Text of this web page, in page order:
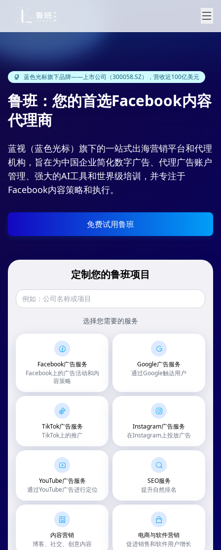
蓝色光标旗下品牌——上市公司（300058.SZ），营收近100亿美元
鲁班：您的首选Facebook内容
代理商
蓝视（蓝色光标）旗下的一站式出海营销平台和代理
机构，旨在为中国企业简化数字广告、代理广告账户
管理、强大的AI工具和世界级培训，并专注于
Facebook内容策略和执行。
免费试用鲁班
定制您的鲁班项目
选择您需要的服务
Facebook广告服务
Facebook上的广告活动和内
容策略
Google广告服务
通过Google触达用户
TikTok广告服务
TikTok上的推广
Instagram广告服务
在Instagram上投放广告
YouTube广告服务
通过YouTube广告进行定位
SEO服务
提升自然排名
内容营销
博客、社交、创意内容
电商与软件营销
促进销售和软件用户增长